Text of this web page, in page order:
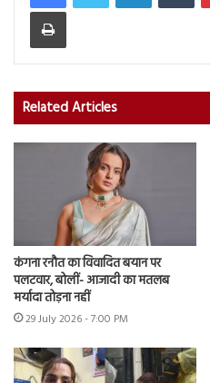
Print
Related Articles
कंगना रनौत का विवादित बयान पर
पलटवार, बोलीं- आजादी का मतलब
मर्यादा तोड़ना नहीं
29 July 2026 - 7:00 PM